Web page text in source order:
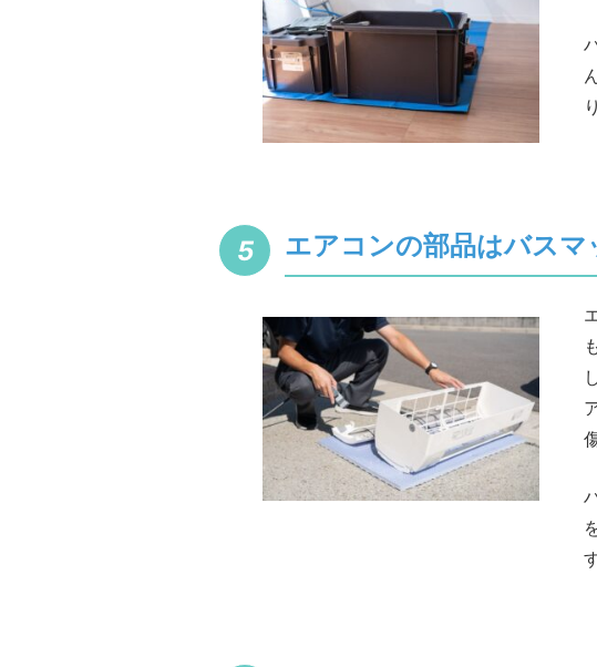
エアコンの部品はバスマ